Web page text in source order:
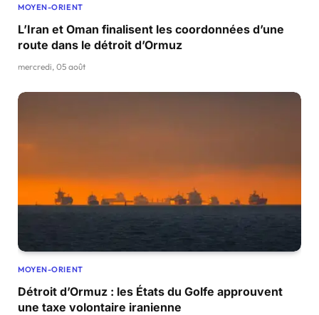
MOYEN-ORIENT
L’Iran et Oman finalisent les coordonnées d’une
route dans le détroit d’Ormuz
mercredi, 05 août
MOYEN-ORIENT
Détroit d’Ormuz : les États du Golfe approuvent
une taxe volontaire iranienne